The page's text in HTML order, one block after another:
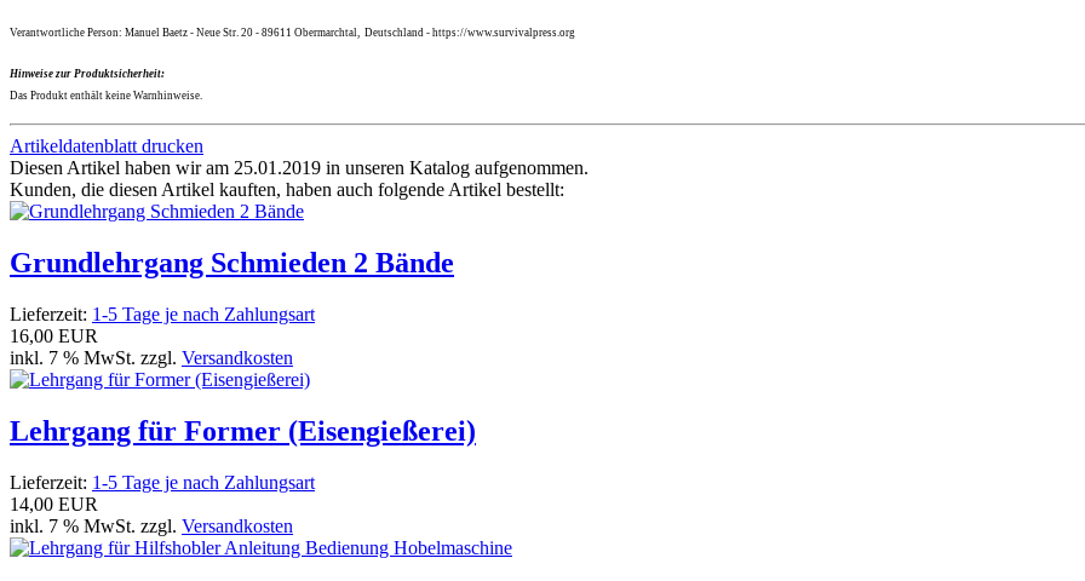
Verantwortliche Person: Manuel Baetz - Neue Str. 20 - 89611 Obermarchtal, Deutschland - https://www.survivalpress.org
Hinweise zur Produktsicherheit:
Das Produkt enthält keine Warnhinweise.
Artikeldatenblatt drucken
Diesen Artikel haben wir am 25.01.2019 in unseren Katalog aufgenommen.
Kunden, die diesen Artikel kauften, haben auch folgende Artikel bestellt:
Grundlehrgang Schmieden 2 Bände
Lieferzeit: 1-5 Tage je nach Zahlungsart
16,00 EUR
inkl. 7 % MwSt. zzgl. Versandkosten
Lehrgang für Former (Eisengießerei)
Lieferzeit: 1-5 Tage je nach Zahlungsart
14,00 EUR
inkl. 7 % MwSt. zzgl. Versandkosten